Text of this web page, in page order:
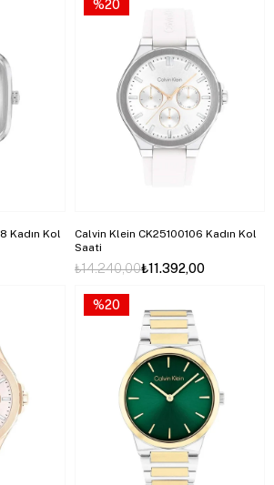
Kadın Kol
Calvin Klein CK25100106 Kadın Kol
Saati
₺11.392,00
₺14.240,00
%20
%20